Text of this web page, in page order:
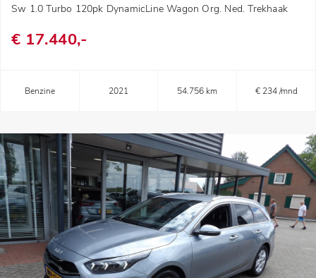
Sw 1.0 Turbo 120pk DynamicLine Wagon Org. Ned. Trekhaak
€ 17.440,-
Benzine 2021 54.756 km € 234 /mnd